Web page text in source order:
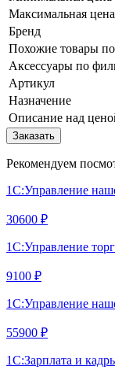
Максимальная цена
Бренд
Похожие товары
Аксессуары по
Артикул
Назначение
Описание над
Заказать
Рекомендуем
1С:Управление
30600 ₽
1С:Управление
9100 ₽
1С:Управление
55900 ₽
1С:Зарплата и